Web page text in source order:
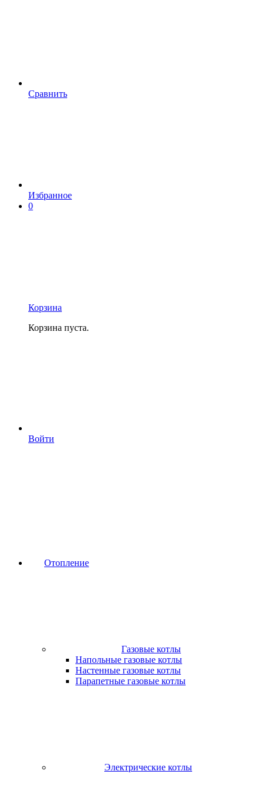
Сравнить
Избранное
0
Корзина
Корзина пуста.
Войти
Отопление
Газовые котлы
Напольные газовые котлы
Настенные газовые котлы
Парапетные газовые котлы
Электрические котлы